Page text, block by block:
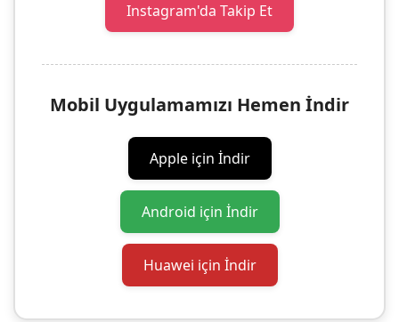
Instagram'da Takip Et
Mobil Uygulamamızı Hemen İndir
Apple için İndir
Android için İndir
Huawei için İndir